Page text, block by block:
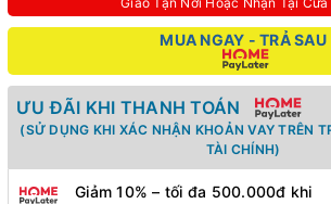
MUA NGAY - TRẢ SAU
ƯU ĐÃI KHI THANH TOÁN
(SỬ DỤNG KHI XÁC NHẬN KHOẢN VAY TRÊN
TÀI CHÍNH)
Giảm 10% – tối đa 500.000đ khi